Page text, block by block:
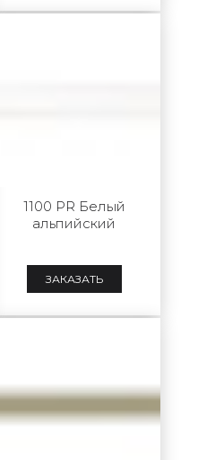
1100 PR Белый
альпийский
ЗАКАЗАТЬ